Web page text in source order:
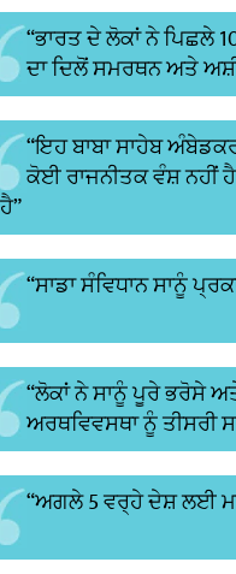
“ਭਾਰਤ ਦੇ ਲੋਕਾਂ ਨੇ ਪਿਛਲੇ
ਦਾ ਦਿਲੋਂ ਸਮਰਥਨ ਅਤੇ
“ਇਹ ਬਾਬਾ ਸਾਹੇਬ
ਕੋਈ ਰਾਜਨੀਤਕ ਵੰਸ਼ ਨਹੀਂ
“ਸਾਡਾ ਸੰਵਿਧਾਨ ਸਾਨੂੰ
“ਲੋਕਾਂ ਨੇ ਸਾਨੂੰ ਪੂਰੇ ਭਰੋਸੇ
ਅਰਥਵਿਵਸਥਾ ਨੂੰ ਤੀਸਰੀ
“ਅਗਲੇ 5 ਵਰ੍ਹੇ ਦੇਸ਼ ਲਈ